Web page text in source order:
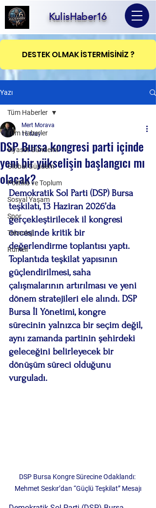
KulisHaber16
DESTEK OLMAK İSTERMİSİNİZ ?
Yazı
Tüm Haberler
Siyaset Gündemi
Global Gündem
Politika ve Toplum
Sosyal Yaşam
Spor
Teknoloji
Rumeli
Tüm Haberler
DSP Bursa kongresi parti içinde
yeni bir yükselişin başlangıcı mı
olacak?
Mert Morava
16 May
Demokratik Sol Parti (DSP) Bursa
teşkilatı, 13 Haziran 2026’da
gerçekleştirilecek il kongresi
öncesinde kritik bir
değerlendirme toplantısı yaptı.
Toplantıda teşkilat yapısının
güçlendirilmesi, saha
çalışmalarının artırılması ve yeni
dönem stratejileri ele alındı. DSP
Bursa İl Yönetimi, kongre
sürecinin yalnızca bir seçim değil,
aynı zamanda partinin şehirdeki
geleceğini belirleyecek bir
dönüşüm süreci olduğunu
vurguladı.
DSP Bursa Kongre Sürecine Odaklandı:
Mehmet Seskır’dan “Güçlü Teşkilat” Mesajı